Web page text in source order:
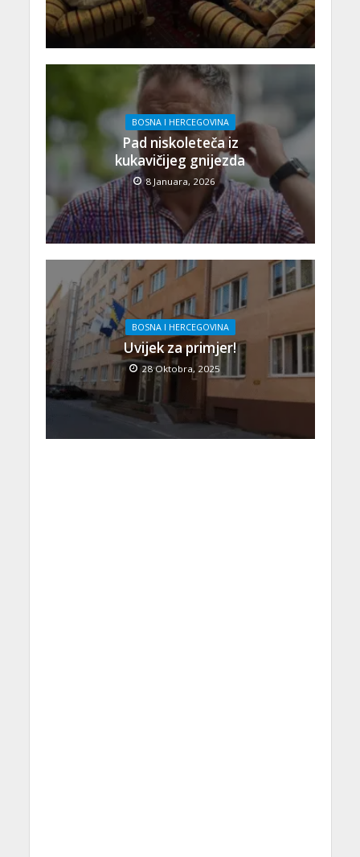
BOSNA I HERCEGOVINA
Pad niskoleteča iz
kukavičijeg gnijezda
8 Januara, 2026
BOSNA I HERCEGOVINA
Uvijek za primjer!
28 Oktobra, 2025